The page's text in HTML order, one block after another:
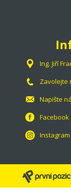
Ing. Jiří
Zavolejte
Napište
Facebook
Instagram